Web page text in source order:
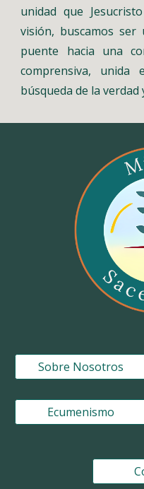
unidad que
visión, buscamos
puente hacia una
comprensiva,
búsqueda de la verdad
Sobre Nosotros
Ecumenismo